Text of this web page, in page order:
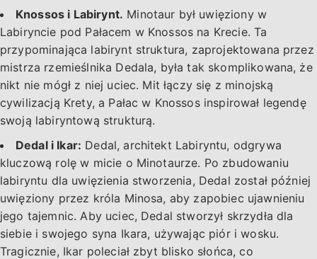
Knossos i Labirynt. Minotaur był uwięziony w
Labiryncie pod Pałacem w Knossos na Krecie. Ta
przypominająca labirynt struktura, zaprojektowana przez
mistrza rzemieślnika Dedala, była tak skomplikowana, że
nikt nie mógł z niej uciec. Mit łączy się z minojską
cywilizacją Krety, a Pałac w Knossos inspirował legendę
swoją labiryntową strukturą.
Dedal i Ikar: Dedal, architekt Labiryntu, odgrywa
kluczową rolę w micie o Minotaurze. Po zbudowaniu
labiryntu dla uwięzienia stworzenia, Dedal został później
uwięziony przez króla Minosa, aby zapobiec ujawnieniu
jego tajemnic. Aby uciec, Dedal stworzył skrzydła dla
siebie i swojego syna Ikara, używając piór i wosku.
Tragicznie, Ikar poleciał zbyt blisko słońca, co